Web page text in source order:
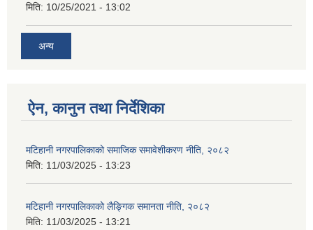
मिति: 10/25/2021 - 13:02
अन्य
ऐन, कानुन तथा निर्देशिका
मटिहानी नगरपालिकाको समाजिक समावेशीकरण नीति, २०८२
मिति: 11/03/2025 - 13:23
मटिहानी नगरपालिकाको लैङ्गिक समानता नीति, २०८२
मिति: 11/03/2025 - 13:21